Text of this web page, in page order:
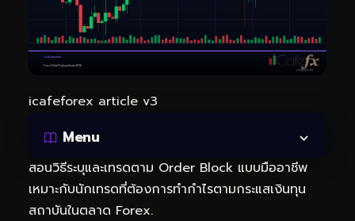
icafeforex article v3
Menu
สอนวิธีระบุและเทรดตาม Order Block แบบมืออาชีพ
เหมาะกับนักเทรดที่ต้องการทำกำไรตามกระแสเงินทุน
สถาบันในตลาด Forex.